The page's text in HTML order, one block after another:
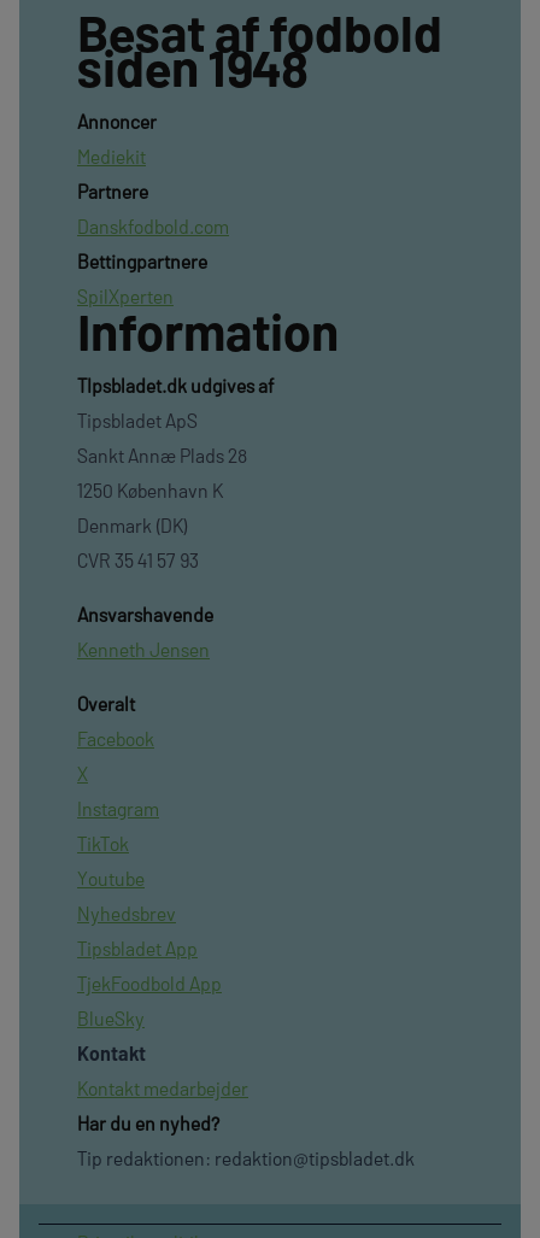
Besat af fodbold
siden 1948
Annoncer
Mediekit
Partnere
Danskfodbold.com
Bettingpartnere
SpilXperten
Information
TIpsbladet.dk udgives af
Tipsbladet ApS
Sankt Annæ Plads 28
1250 København K
Denmark (DK)
CVR 35 41 57 93
Ansvarshavende
Kenneth Jensen
Overalt
Facebook
X
Instagram
TikTok
Youtube
Nyhedsbrev
Tipsbladet App
TjekFoodbold App
BlueSky
Kontakt
Kontakt medarbejder
Har du en nyhed?
Tip redaktionen: redaktion@tipsbladet.dk